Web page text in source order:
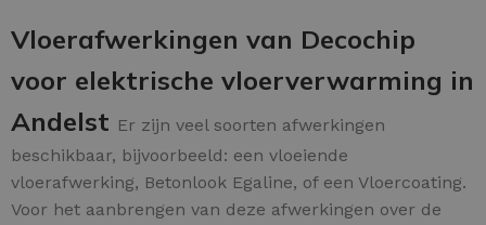
Vloerafwerkingen van Decochip
voor elektrische vloerverwarming in
Andelst Er zijn veel soorten afwerkingen
beschikbaar, bijvoorbeeld: een vloeiende
vloerafwerking, Betonlook Egaline, of een Vloercoating.
Voor het aanbrengen van deze afwerkingen over de